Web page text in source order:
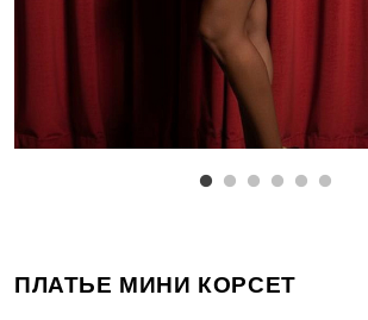
ПЛАТЬЕ МИНИ КОРСЕТ